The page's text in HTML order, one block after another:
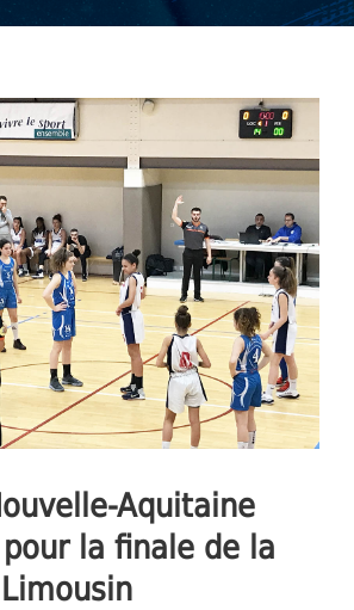
Aquitaine
la finale de la